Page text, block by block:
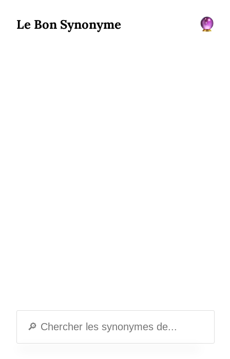
Le Bon Synonyme